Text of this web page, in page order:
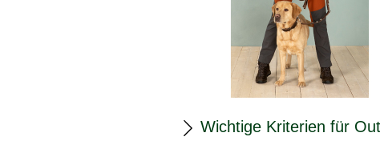
Wichtige Kriterien für